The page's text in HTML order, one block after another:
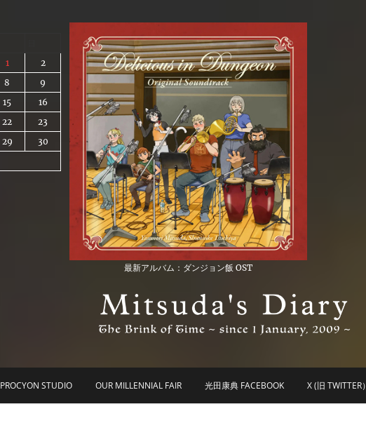
1
2
8
9
15
16
22
23
29
30
最新アルバム：ダンジョン飯 OST
Mitsuda's Diary
PROCYON STUDIO OUR MILLENNIAL FAIR 光田康典 FACEBOOK X (旧 TWITTER）